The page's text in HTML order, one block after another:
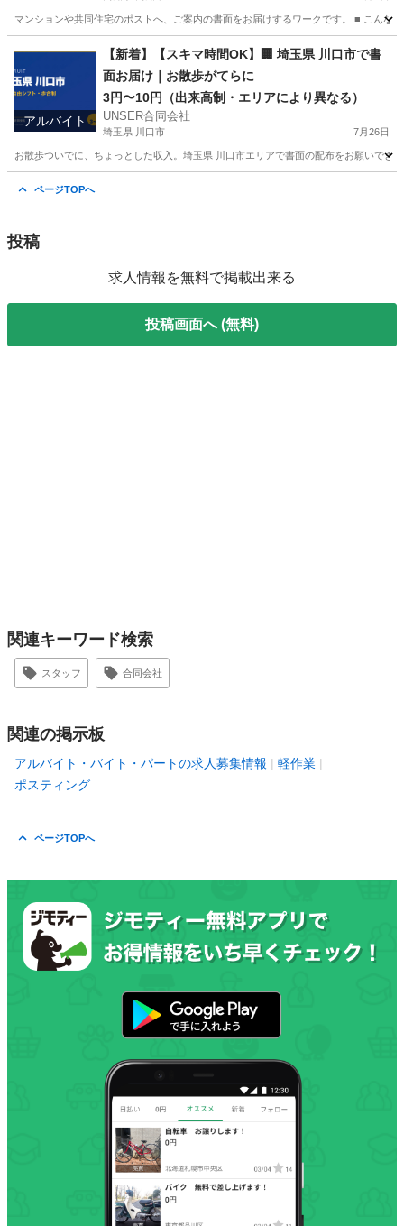
マンションや共同住宅のポストへ、ご案内の書面をお届けするワークです。 ■ こんな
ポスティング スタッフ
アルバイト
【新着】【スキマ時間OK】🏢 埼玉県 川口市で書
面お届け｜お散歩がてらに
3円〜10円（出来高制・エリアにより異なる）
UNSER合同会社
埼玉県 川口市 7月26日
お散歩ついでに、ちょっとした収入。埼玉県 川口市エリアで書面の配布をお願いで
ページTOPへ
投稿
求人情報を無料で掲載出来る
投稿画面へ (無料)
関連キーワード検索
スタッフ 合同会社
関連の掲示板
アルバイト・バイト・パートの求人募集情報
軽作業
ポスティング
ページTOPへ